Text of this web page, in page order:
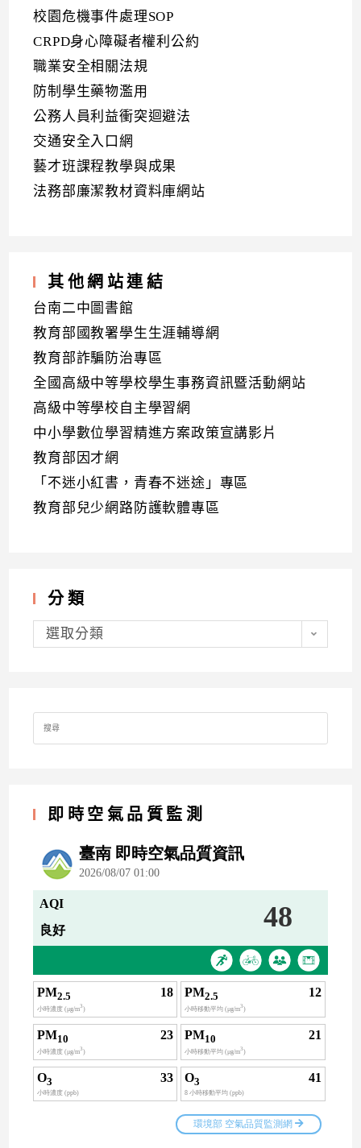
校園危機事件處理SOP
CRPD身心障礙者權利公約
職業安全相關法規
防制學生藥物濫用
公務人員利益衝突迴避法
交通安全入口網
藝才班課程教學與成果
法務部廉潔教材資料庫網站
其他網站連結
台南二中圖書館
教育部國教署學生生涯輔導網
教育部詐騙防治專區
全國高級中等學校學生事務資訊暨活動網站
高級中等學校自主學習網
中小學數位學習精進方案政策宣講影片
教育部因才網
「不迷小紅書，青春不迷途」專區
教育部兒少網路防護軟體專區
分類
分
類選取分類
Search
for:
即時空氣品質監測